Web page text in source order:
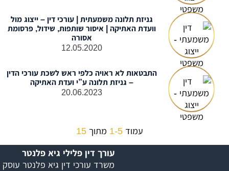
גניזת תלונה משמעתית | עורכי דין – ייצוג מול
וועדת האתיקה | איסור שותפות, שידול, פרסומת
אסורה
12.05.2020
התבטאות לא ראויה כלפי ראש לשכת עורכי הדין
– גניזת תלונה ע”י ועדת האתיקה
20.06.2023
עמוד1-5 מתוך15
עורך דין פלילי גיא פלנטר
משרד עורכי דין גיא פלנטר עוסק